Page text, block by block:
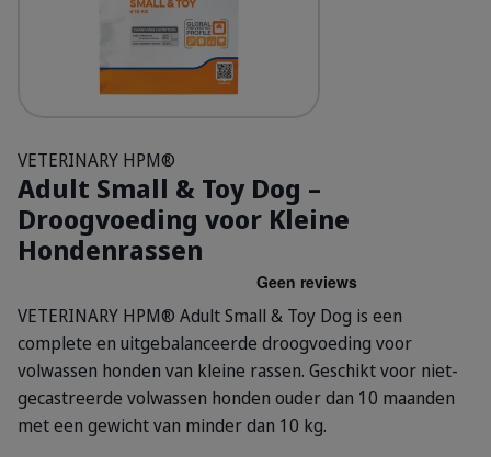
VETERINARY HPM®
Adult Small & Toy Dog –
Droogvoeding voor Kleine
Hondenrassen
VETERINARY HPM® Adult Small & Toy Dog is een
complete en uitgebalanceerde droogvoeding voor
volwassen honden van kleine rassen. Geschikt voor niet-
gecastreerde volwassen honden ouder dan 10 maanden
met een gewicht van minder dan 10 kg.